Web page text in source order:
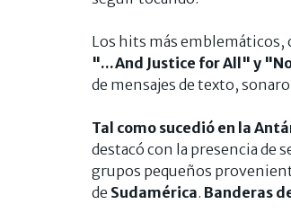
Los hits más emblemáticos,
"...And Justice for All" y
de mensajes de texto,
Tal como sucedió en la
destacó con la presencia de
grupos pequeños
de Sudamérica. Banderas